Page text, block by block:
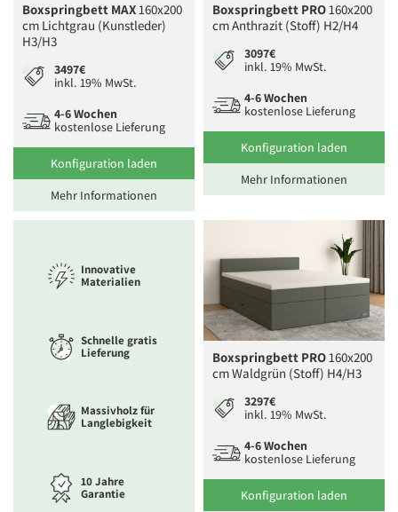
Boxspringbett MAX160x200
cm Lichtgrau (Kunstleder)
H3/H3
3497€
inkl. 19% MwSt.
4-6 Wochen
kostenlose Lieferung
Konfiguration laden
Mehr Informationen
Boxspringbett PRO160x200
cm Anthrazit (Stoff) H2/H4
3097€
inkl. 19% MwSt.
4-6 Wochen
kostenlose Lieferung
Konfiguration laden
Mehr Informationen
Innovative
Materialien
Schnelle gratis
Lieferung
Massivholz für
Langlebigkeit
10 Jahre
Garantie
Boxspringbett PRO160x200
cm Waldgrün (Stoff) H4/H3
3297€
inkl. 19% MwSt.
4-6 Wochen
kostenlose Lieferung
Konfiguration laden